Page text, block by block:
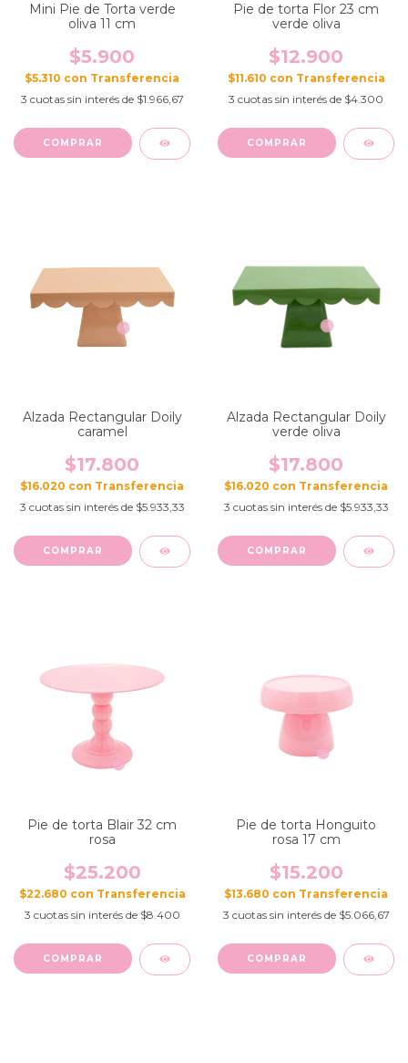
Mini Pie de Torta verde
oliva 11 cm
$5.900
$5.310 con
3 cuotas sin interés de $1.966,67
Pie de torta Flor 23 cm
verde oliva
$12.900
$11.610 con
3 cuotas sin interés de $4.300
Alzada Rectangular Doily
caramel
$17.800
$16.020 con
3 cuotas sin interés de $5.933,33
Alzada Rectangular Doily
verde oliva
$17.800
$16.020 con
3 cuotas sin interés de $5.933,33
Pie de torta Blair 32 cm
rosa
$25.200
$22.680 con
3 cuotas sin interés de $8.400
Pie de torta Honguito
rosa 17 cm
$15.200
$13.680 con
3 cuotas sin interés de $5.066,67